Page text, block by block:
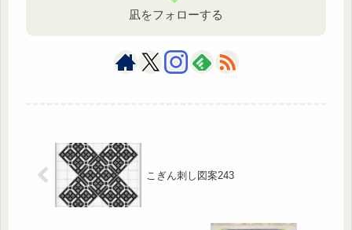
凪をフォローする
こぎん刺し図案243